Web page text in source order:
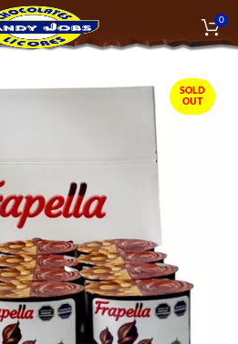
0
SOLD
OUT